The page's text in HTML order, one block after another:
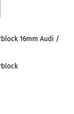
16mm Audi /